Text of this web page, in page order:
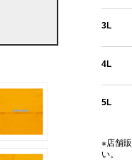
3L
4L
5L
※店舗
い。